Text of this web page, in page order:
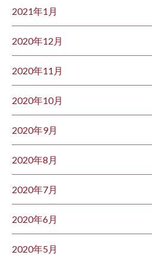
2021年1月
2020年12月
2020年11月
2020年10月
2020年9月
2020年8月
2020年7月
2020年6月
2020年5月